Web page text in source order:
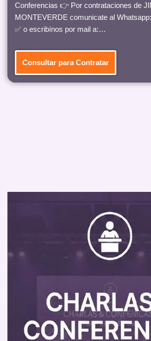
Conferencias 👉 Por contrataciones de
MONTEVERDE comunicate al
✅ o escribínos por mail a:…
Consultar para Contratar